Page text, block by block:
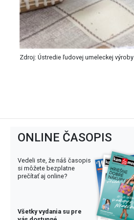
Zdroj: Ústredie ľudovej umeleckej výroby
ONLINE ČASOPIS
Vedeli ste, že náš časopis
si môžete bezplatne
prečítať aj online?
Všetky vydania su pre